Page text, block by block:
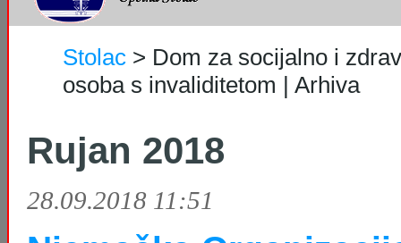
Stolac > Dom za socijalno i
osoba s invaliditetom | Arhiva
Rujan 2018
28.09.2018 11:51